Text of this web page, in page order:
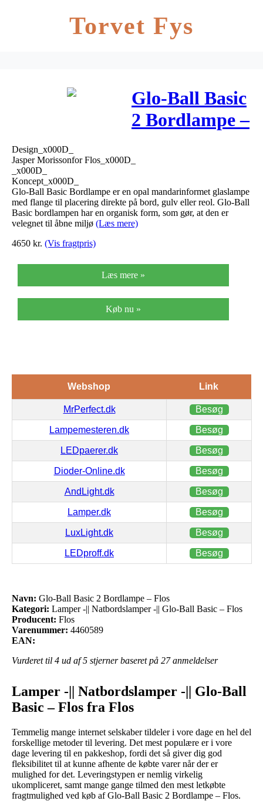
Torvet Fys
Glo-Ball Basic
2 Bordlampe –
Design_x000D_
Jasper Morissonfor Flos_x000D_
_x000D_
Koncept_x000D_
Glo-Ball Basic Bordlampe er en opal mandarinformet glaslampe
med flange til placering direkte på bord, gulv eller reol. Glo-Ball
Basic bordlampen har en organisk form, som gør, at den er
velegnet til åbne miljø (Læs mere)
4650 kr. (Vis fragtpris)
Læs mere »
Køb nu »
Webshop Link
MrPerfect.dk Besøg
Lampemesteren.dk Besøg
LEDpaerer.dk Besøg
Dioder-Online.dk Besøg
AndLight.dk Besøg
Lamper.dk Besøg
LuxLight.dk Besøg
LEDproff.dk Besøg
Navn: Glo-Ball Basic 2 Bordlampe – Flos
Kategori: Lamper -|| Natbordslamper -|| Glo-Ball Basic – Flos
Producent: Flos
Varenummer: 4460589
EAN:
Vurderet til 4 ud af 5 stjerner baseret på 27anmeldelser
Lamper -|| Natbordslamper -|| Glo-Ball
Basic – Flos fra Flos
Temmelig mange internet selskaber tildeler i vore dage en hel del
forskellige metoder til levering. Det mest populære er i vore
dage levering til en pakkeshop, fordi det så giver dig god
fleksibilitet til at kunne afhente de købte varer når der er
mulighed for det. Leveringstypen er nemlig virkelig
ukompliceret, samt mange gange tilmed den mest letkøbte
fragtmulighed ved køb af Glo-Ball Basic 2 Bordlampe – Flos.